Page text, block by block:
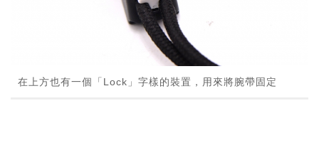
在上方也有一個「Lock」字樣的裝置，用來將腕帶固定